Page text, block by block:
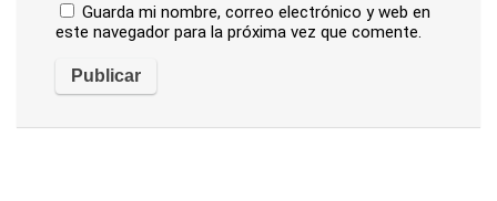
Guarda mi nombre, correo electrónico y web en
este navegador para la próxima vez que comente.